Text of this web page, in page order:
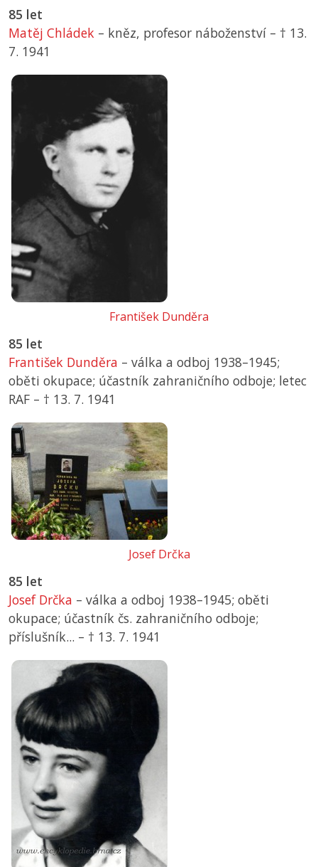
85 let
Matěj Chládek – kněz, profesor náboženství – † 13.
7. 1941
František Dunděra
85 let
František Dunděra – válka a odboj 1938–1945;
oběti okupace; účastník zahraničního odboje; letec
RAF – † 13. 7. 1941
Josef Drčka
85 let
Josef Drčka – válka a odboj 1938–1945; oběti
okupace; účastník čs. zahraničního odboje;
příslušník... – † 13. 7. 1941